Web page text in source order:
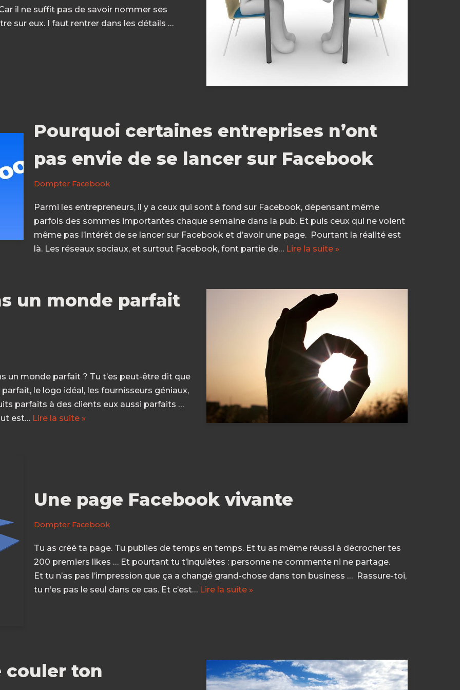
il ne suffit pas de savoir nommer ses
sur eux. I faut rentrer dans les détails …
Pourquoi certaines entreprises n’ont
pas envie de se lancer sur Facebook
Dompter Facebook
Parmi les entrepreneurs, il y a ceux qui sont à fond sur Facebook, dépensant même
parfois des sommes importantes chaque semaine dans la pub. Et puis ceux qui ne voient
même pas l’intérêt de se lancer sur Facebook et d’avoir une page. Pourtant la réalité est
là. Les réseaux sociaux, et surtout Facebook, font partie de… Lire la suite »
un monde parfait
un monde parfait ? Tu t’es peut-être dit que
le logo idéal, les fournisseurs géniaux,
parfaits à des clients eux aussi parfaits …
est… Lire la suite »
Une page Facebook vivante
Dompter Facebook
Tu as créé ta page. Tu publies de temps en temps. Et tu as même réussi à décrocher tes
200 premiers likes … Et pourtant tu t’inquiètes : personne ne commente ni ne partage.
Et tu n’as pas l’impression que ça a changé grand-chose dans ton business … Rassure-toi,
tu n’es pas le seul dans ce cas. Et c’est… Lire la suite »
couler ton